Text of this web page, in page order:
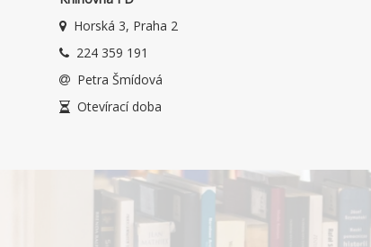
Horská 3, Praha 2
224 359 191
Petra Šmídová
Otevírací doba